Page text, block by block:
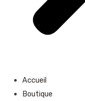
Accueil
Boutique